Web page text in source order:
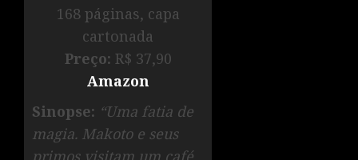
168 páginas, capa
cartonada
Preço: R$ 37,90
Amazon
Sinopse: “Uma fatia de
magia. Makoto e seus